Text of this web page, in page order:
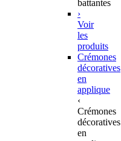
battantes
›
Voir
les
produits
Crémones
décoratives
en
applique
‹
Crémones
décoratives
en